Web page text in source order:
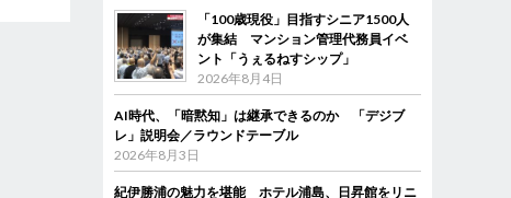
「100歳現役」目指すシニア1500人
が集結 マンション管理代務員イベ
ント「うぇるねすシップ」
2026年8月4日
AI時代、「暗黙知」は継承できるのか 「デジブ
レ」説明会／ラウンドテーブル
2026年8月3日
紀伊勝浦の魅力を堪能 ホテル浦島、日昇館をリニ